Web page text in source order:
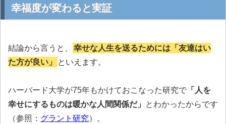
幸福度が変わると実証
結論から言うと、
幸せな人生を送るためには「友達はい
た方が良い」
といえます。
ハーバード大学が75年もかけておこなった研究で「人を
幸せにするものは暖かな人間関係だ」
とわかったからです
（参照： グラント研究）。